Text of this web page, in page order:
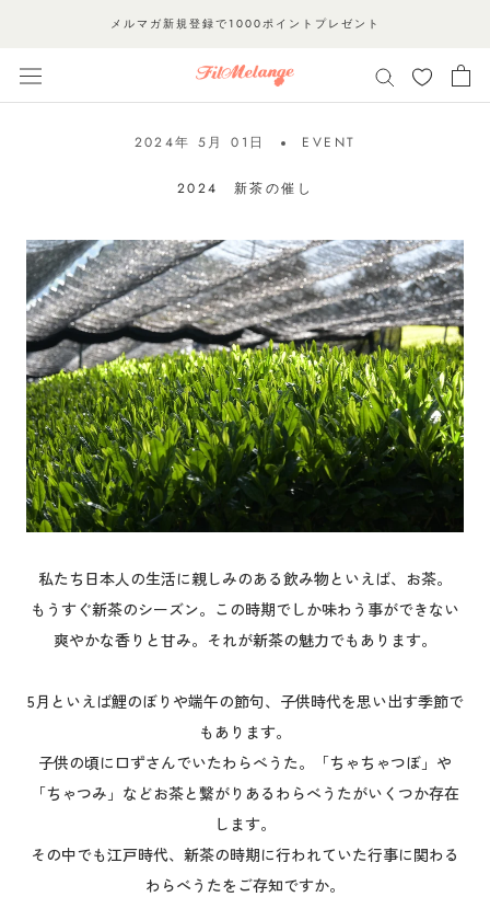
プ
メルマガ新規登録で1000ポイントプレゼント
2024年 5月 01日 EVENT
2024 新茶の催し
私たち日本人の生活に親しみのある飲み物といえば、お茶。
もうすぐ新茶のシーズン。この時期でしか味わう事ができない
爽やかな香りと甘み。それが新茶の魅力でもあります。
5月といえば鯉のぼりや端午の節句、子供時代を思い出す季節で
もあります。
子供の頃に口ずさんでいたわらべうた。「ちゃちゃつぼ」や
「ちゃつみ」などお茶と繋がりあるわらべうたがいくつか存在
します。
その中でも江戸時代、新茶の時期に行われていた行事に関わる
わらべうたをご存知ですか。